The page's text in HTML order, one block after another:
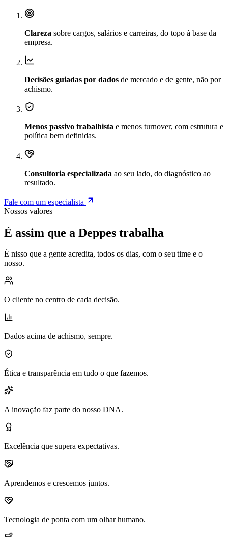
Clareza sobre cargos, salários e carreiras, do topo à base da
empresa.
Decisões guiadas por dados de mercado e de gente, não por
achismo.
Menos passivo trabalhista e menos turnover, com estrutura e
política bem definidas.
Consultoria especializada ao seu lado, do diagnóstico ao
resultado.
Fale com um especialista
Nossos valores
É assim que a Deppes trabalha
É nisso que a gente acredita, todos os dias, com o seu time e o
nosso.
O cliente no centro de cada decisão.
Dados acima de achismo, sempre.
Ética e transparência em tudo o que fazemos.
A inovação faz parte do nosso DNA.
Excelência que supera expectativas.
Aprendemos e crescemos juntos.
Tecnologia de ponta com um olhar humano.